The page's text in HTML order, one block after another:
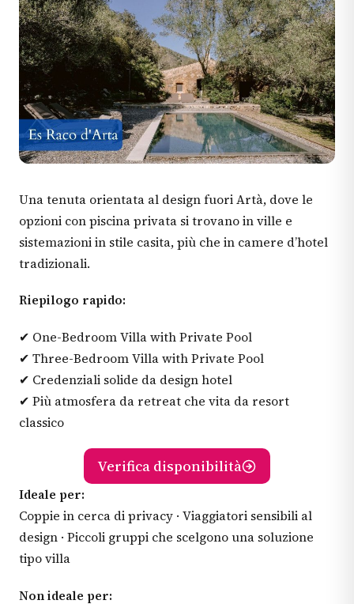
Una tenuta orientata al design fuori Artà, dove le
opzioni con piscina privata si trovano in ville e
sistemazioni in stile casita, più che in camere d’hotel
tradizionali.
Riepilogo rapido:
✔ One-Bedroom Villa with Private Pool
✔ Three-Bedroom Villa with Private Pool
✔ Credenziali solide da design hotel
✔ Più atmosfera da retreat che vita da resort
classico
Verifica disponibilità
Ideale per:
Coppie in cerca di privacy · Viaggiatori sensibili al
design · Piccoli gruppi che scelgono una soluzione
tipo villa
Non ideale per: